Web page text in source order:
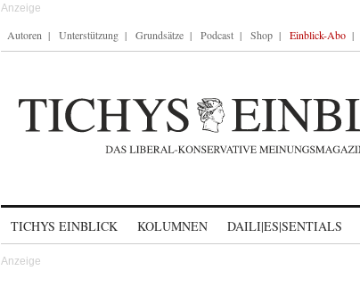
Autoren Unterstützung Grundsätze Podcast Shop Einblick-Abo
TICHYS EINBLICK KOLUMNEN DAILI|ES|SENTIALS